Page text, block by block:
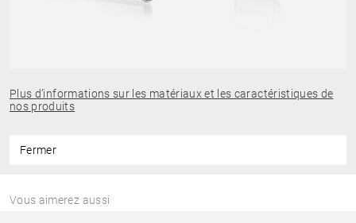
Plus d’informations sur les matériaux et les caractéristiques de
nos produits
Fermer
Vous aimerez aussi